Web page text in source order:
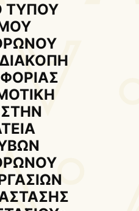
Δελτία Τύπου
Αντιδήμαρχοι και
Εντεταλμένοι Δημοτικοί
Δημοτική Επιτροπή
Δ.Ε. Ασή Γωνιάς
Δ.Ε. Γεωργιουπόλεως
ΤΥΠΟΥ